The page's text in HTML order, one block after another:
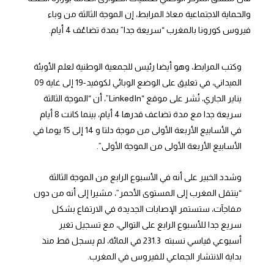
والحماية الاجتماعية معاذ المرابط، إن الموجة الثالثة من وباء
فيروس كورونا بالمغرب “سريعة جدا” بمدة تضاعُف 4 أيام.
وكتب المرابط، وهو أيضا رئيس للجمعية الوطنية لعلم الأوبئة
الميداني، في تعليق على الوضع الوبائي لكوفيد-19 إلى غاية 09
يناير الجاري، نُشر على موقع “LinkedIn”، أن “الموجة الثالثة
سريعة جدا مع مدة تضاعف قدرها 4 أيام، بينما كانت 8 أيام
في الأسابيع الأربعة الأولى من موجة دلتا و 14 إلى 15 يوما في
الأسابيع الأربعة الأولى من الموجة الأولى”.
وشدد الخبير على أنه في الأسبوع الرابع من الموجة الثالثة
“ينتقل المغرب إلى المستوى الأحمر”، مشيرا إلى أنه من دون
مفاجآت، ستستمر الإصابات الجديدة في الارتفاع بشكل
سريع جدا للأسبوع الرابع على التوالي، مع تسجيل تغير
أسبوعي قياسي نسبته 231.3 في المائة، لم يسجل قط منذ
بداية الانتشار الجماعي للفيروس في المغرب.